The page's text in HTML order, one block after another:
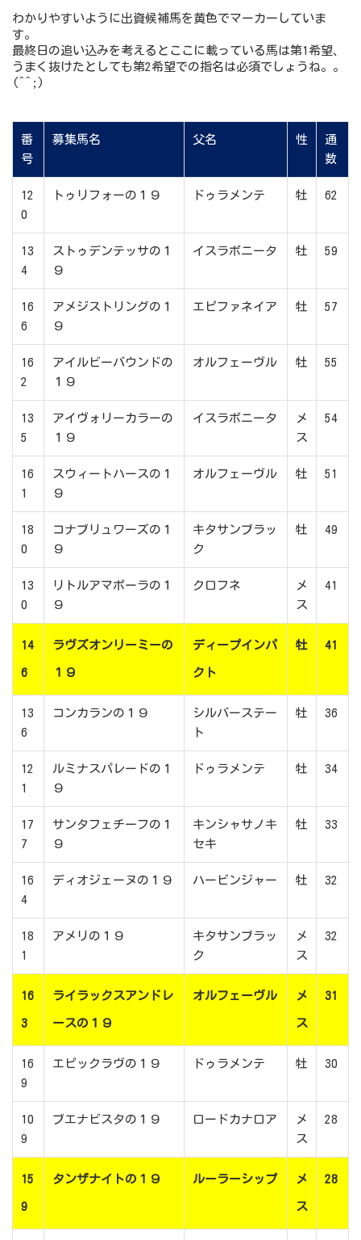
わかりやすいように出資候補馬を黄色でマーカーしていま
す。
最終日の追い込みを考えるとここに載っている馬は第1希望、
うまく抜けたとしても第2希望での指名は必須でしょうね。。
(^^;)
番
号
募集馬名 父名 性
通
数
12
0
トゥリフォーの１９ ドゥラメンテ 牡 62
13
4
ストゥデンテッサの１
９
イスラボニータ 牡 59
16
6
アメジストリングの１
９
エピファネイア 牡 57
16
2
アイルビーバウンドの
１９
オルフェーヴル 牡 55
13
5
アイヴォリーカラーの
１９
イスラボニータ
メ
ス
54
16
1
スウィートハースの１
９
オルフェーヴル 牡 51
18
0
コナブリュワーズの１
９
キタサンブラッ
ク
牡 49
13
0
リトルアマポーラの１
９
クロフネ
メ
ス
41
14
6
ラヴズオンリーミーの
１９
ディープインパ
クト
牡 41
13
6
コンカランの１９
シルバーステー
ト
牡 36
12
1
ルミナスパレードの１
９
ドゥラメンテ 牡 34
17
7
サンタフェチーフの１
９
キンシャサノキ
セキ
牡 33
16
4
ディオジェーヌの１９ ハービンジャー 牡 32
18
1
アメリの１９
キタサンブラッ
ク
メ
ス
32
16
3
ライラックスアンドレ
ースの１９
オルフェーヴル メ
ス
31
16
9
エピックラヴの１９ ドゥラメンテ 牡 30
10
9
ブエナビスタの１９ ロードカナロア
メ
ス
28
15
9
タンザナイトの１９ ルーラーシップ メ
ス
28